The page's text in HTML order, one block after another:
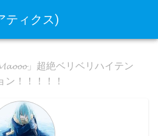
ティクス)
」超絶ベリベリハイテン
ン！！！！！